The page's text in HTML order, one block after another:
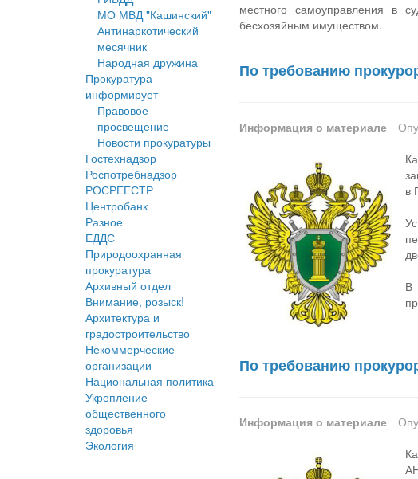
МО МВД "Кашинский"
Антинаркотический
месячник
Народная дружина
Прокуратура
информирует
Правовое
просвещение
Новости прокуратуры
Гостехнадзор
Роспотребнадзор
РОСРЕЕСТР
Центробанк
Разное
ЕДДС
Природоохранная
прокуратура
Архивный отдел
Внимание, розыск!
Архитектура и
градостроительство
Некоммерческие
организации
Национальная политика
Укрепление
общественного
здоровья
Экология
местного самоуправления в
бесхозяйным имуществом.
По требованию
Информация о материале
в
В
По требованию
Информация о материале